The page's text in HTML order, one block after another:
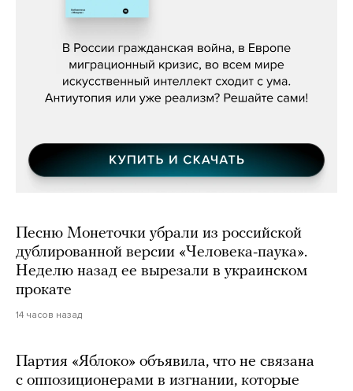
Константин Зарубин, «Наше сердце
Песню Монеточки убрали из российской
дублированной версии «Человека-паука».
Неделю назад ее вырезали в украинском
прокате
14 часов назад
Партия «Яблоко» объявила, что не связана
с оппозиционерами в изгнании, которые